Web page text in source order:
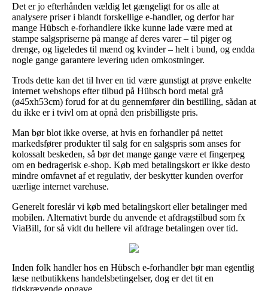
Det er jo efterhånden vældig let gængeligt for os alle at
analysere priser i blandt forskellige e-handler, og derfor har
mange Hübsch e-forhandlere ikke kunne lade være med at
stampe salgspriserne på mange af deres varer – til piger og
drenge, og ligeledes til mænd og kvinder – helt i bund, og endda
nogle gange garantere levering uden omkostninger.
Trods dette kan det til hver en tid være gunstigt at prøve enkelte
internet webshops efter tilbud på Hübsch bord metal grå
(ø45xh53cm) forud for at du gennemfører din bestilling, sådan at
du ikke er i tvivl om at opnå den prisbilligste pris.
Man bør blot ikke overse, at hvis en forhandler på nettet
markedsfører produkter til salg for en salgspris som anses for
kolossalt beskeden, så bør det mange gange være et fingerpeg
om en bedragerisk e-shop. Køb med betalingskort er ikke desto
mindre omfavnet af et regulativ, der beskytter kunden overfor
uærlige internet varehuse.
Generelt foreslår vi køb med betalingskort eller betalinger med
mobilen. Alternativt burde du anvende et afdragstilbud som fx
ViaBill, for så vidt du hellere vil afdrage betalingen over tid.
Inden folk handler hos en Hübsch e-forhandler bør man egentlig
læse netbutikkens handelsbetingelser, dog er det tit en
tidskrævende opgave.